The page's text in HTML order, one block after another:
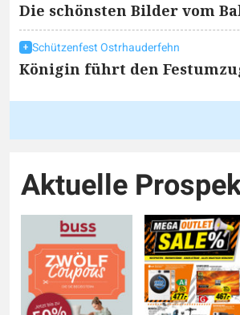
Die schönsten Bilder vom
Schützenfest Ostrhauderfehn
Königin führt den
Aktuelle